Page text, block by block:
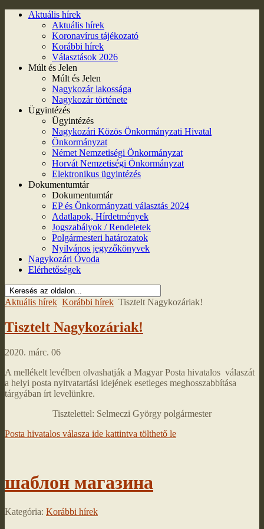
Aktuális hírek
Aktuális hírek
Koronavírus tájékozató
Korábbi hírek
Választások 2026
Múlt és Jelen
Múlt és Jelen
Nagykozár lakossága
Nagykozár története
Ügyintézés
Ügyintézés
Nagykozári Közös Önkormányzati Hivatal
Önkormányzat
Német Nemzetiségi Önkormányzat
Horvát Nemzetiségi Önkormányzat
Elektronikus ügyintézés
Dokumentumtár
Dokumentumtár
EP és Önkormányzati választás 2024
Adatlapok, Hírdetmények
Jogszabályok / Rendeletek
Polgármesteri határozatok
Nyilvános jegyzőkönyvek
Nagykozári Óvoda
Elérhetőségek
Aktuális hírek Korábbi hírek Tisztelt Nagykozáriak!
Tisztelt Nagykozáriak!
2020. márc. 06
A mellékelt levélben olvashatják a Magyar Posta hivatalos válaszát
a helyi posta nyitvatartási idejének esetleges meghosszabbítása
tárgyában írt levelünkre.
Tisztelettel: Selmeczi György polgármester
Posta hivatalos válasza ide kattintva tölthető le
шаблон магазина
Kategória: Korábbi hírek